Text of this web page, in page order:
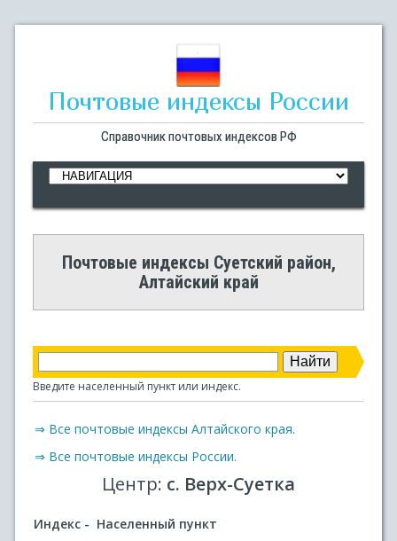
Почтовые индексы России
Справочник почтовых индексов РФ
Почтовые индексы Суетский район,
Алтайский край
Введите населенный пункт или индекс.
⇒ Все почтовые индексы Алтайского края.
⇒ Все почтовые индексы России.
Центр: с. Верх-Суетка
Индекс - Населенный пункт